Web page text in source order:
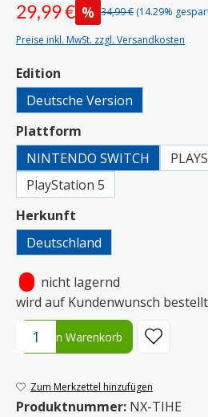
29,99 € % 34,99 € (14.29%
Preise inkl. MwSt. zzgl. Versandkosten
Edition
Deutsche Version
Plattform
NINTENDO SWITCH
PlayStation 5
Herkunft
Deutschland
nicht lagernd
wird auf Kundenwunsch bestellt
Produkt Anzahl: Gib den
In den Warenkorb
Zum Merkzettel hinzufügen
Produktnummer: NX-TIHE